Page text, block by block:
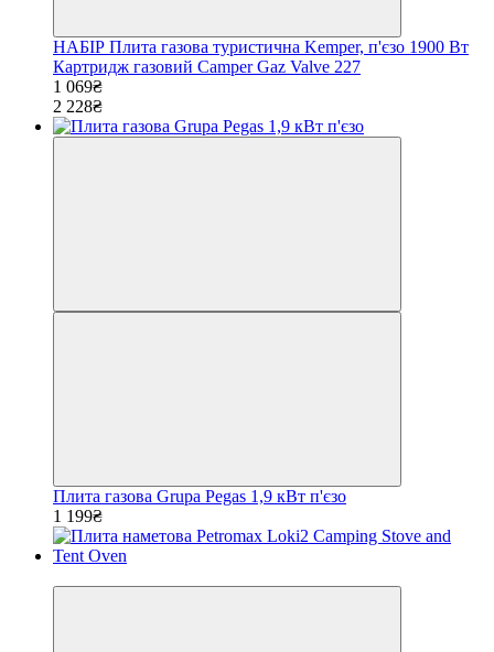
НАБІР Плита газова туристична Kemper, п'єзо 1900 Вт
Картридж газовий Camper Gaz Valve 227
1 069₴
2 228₴
Плита газова Grupa Pegas 1,9 кВт п'єзо
1 199₴